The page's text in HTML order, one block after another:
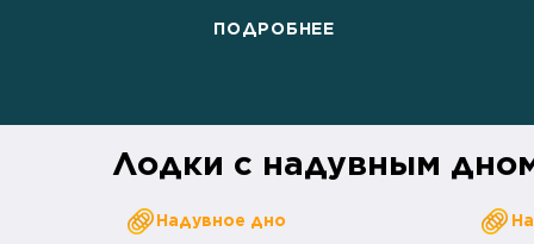
ПОДРОБНЕЕ
Лодки с надувным
Надувное дно